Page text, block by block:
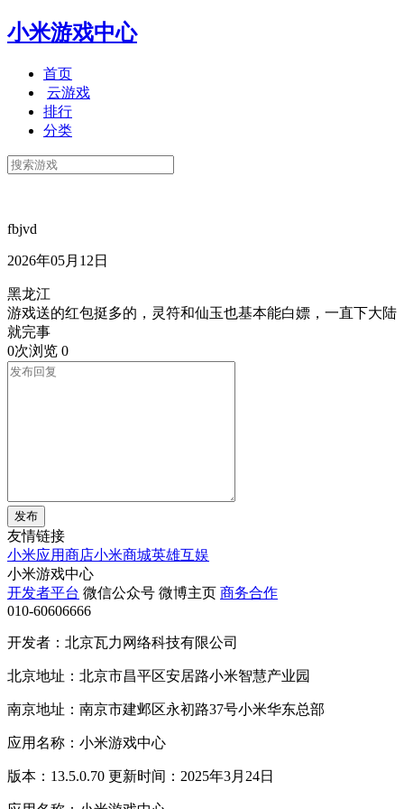
小米游戏中心
首页
云游戏
排行
分类
fbjvd
2026年05月12日
黑龙江
游戏送的红包挺多的，灵符和仙玉也基本能白嫖，一直下大陆
就完事
0次浏览 0
发布
友情链接
小米应用商店小米商城英雄互娱
小米游戏中心
开发者平台 微信公众号 微博主页 商务合作
010-60606666
开发者：北京瓦力网络科技有限公司
北京地址：北京市昌平区安居路小米智慧产业园
南京地址：南京市建邺区永初路37号小米华东总部
应用名称：小米游戏中心
版本：13.5.0.70 更新时间：2025年3月24日